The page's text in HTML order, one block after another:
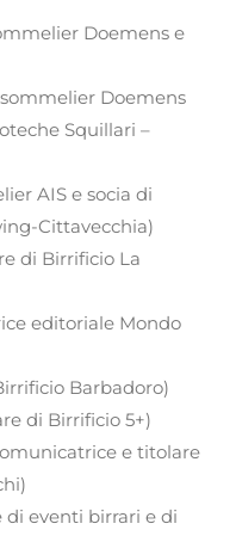
Doemens e
Doemens
Squillari –
AIS e socia di
Cittavecchia)
di Birrificio La
editoriale Mondo
Barbadoro)
di Birrificio 5+)
e titolare
di eventi birrari e di